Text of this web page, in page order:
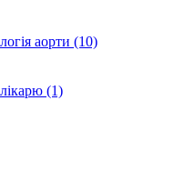
аорти (10)
(1)